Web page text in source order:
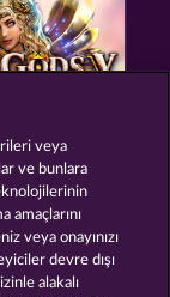
veya
ve bunlara
amaçlarını
veya onayınızı
devre dışı
alakalı